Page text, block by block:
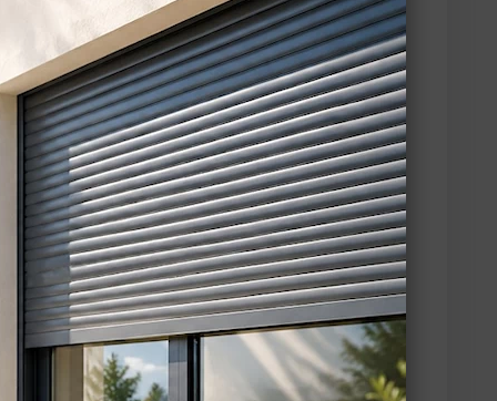
soleil orientables (BSO)et autres
éclairage avec une grande précision.